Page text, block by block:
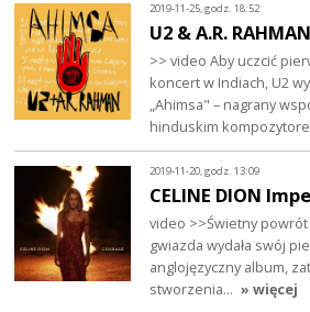
2019-11-25, godz. 18:52
U2 & A.R.
>> video Aby uczcić
koncert w Indiach, U2
„Ahimsa" – nagrany
hinduskim
2019-11-20, godz. 13:09
CELINE DION
video >>Świetny
gwiazda wydała swój
anglojęzyczny album,
stworzenia… » więcej